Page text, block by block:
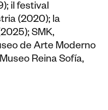
il festival
(2020); la
SMK,
de Arte Moderno
Reina Sofía,